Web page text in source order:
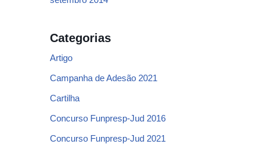
Categorias
Artigo
Campanha de Adesão 2021
Cartilha
Concurso Funpresp-Jud 2016
Concurso Funpresp-Jud 2021